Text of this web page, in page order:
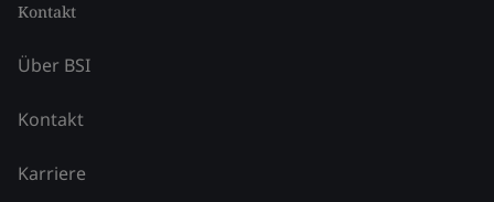
Kontakt
Über BSI
Kontakt
Karriere